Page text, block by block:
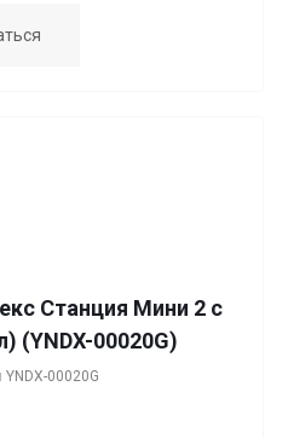
Станция Мини 2 с
(YNDX-00020G)
YNDX-00020G